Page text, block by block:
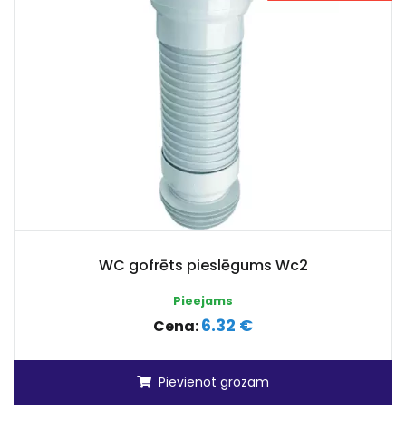
WC gofrēts pieslēgums Wc2
Pieejams
Cena:6.32 €
Pievienot grozam